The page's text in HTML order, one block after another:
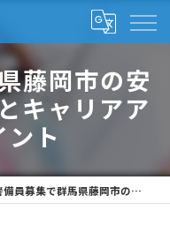
藤岡市の安
キャリアア
ト
募集で群馬県藤岡市の安心を支える働き方とキャリアアップのポイント